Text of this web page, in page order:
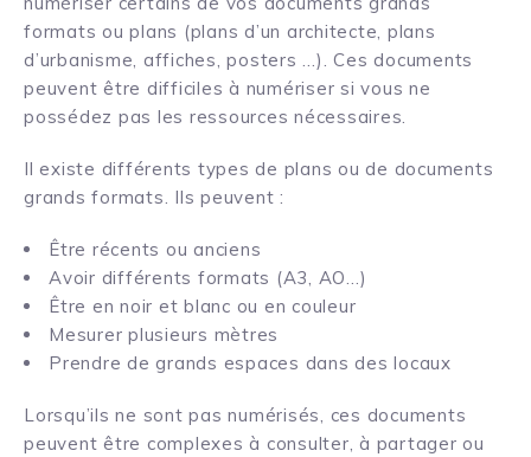
formats ou plans (plans d’un architecte, plans
d’urbanisme, affiches, posters …). Ces documents
peuvent être difficiles à numériser si vous ne
possédez pas les ressources nécessaires.
Il existe différents types de plans ou de documents
grands formats. Ils peuvent :
Être récents ou anciens
Avoir différents formats (A3, AO…)
Être en noir et blanc ou en couleur
Mesurer plusieurs mètres
Prendre de grands espaces dans des locaux
Lorsqu’ils ne sont pas numérisés, ces documents
peuvent être complexes à consulter, à partager ou